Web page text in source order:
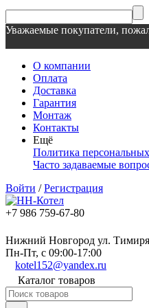
Уважаемые покупатели,
О компании
Оплата
Доставка
Гарантия
Монтаж
Контакты
Ещё
Политика
Часто задаваемые
Войти /Регистрация
+7 986 759-67-80
Нижний Новгород ул.
Пн-Пт, с 09:00-17:00
kotel152@yandex.ru
Каталог товаров